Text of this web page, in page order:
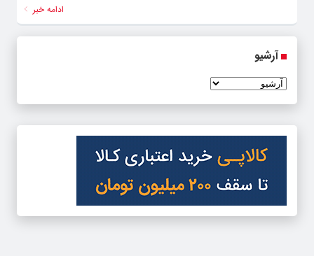
ادامه خبر
آرشیو